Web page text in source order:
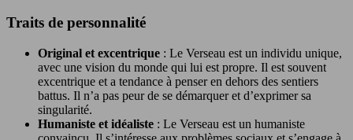
Traits de personnalité
Original et excentrique : Le Verseau est un individu unique,
avec une vision du monde qui lui est propre. Il est souvent
excentrique et a tendance à penser en dehors des sentiers
battus. Il n’a pas peur de se démarquer et d’exprimer sa
singularité.
Humaniste et idéaliste : Le Verseau est un humaniste